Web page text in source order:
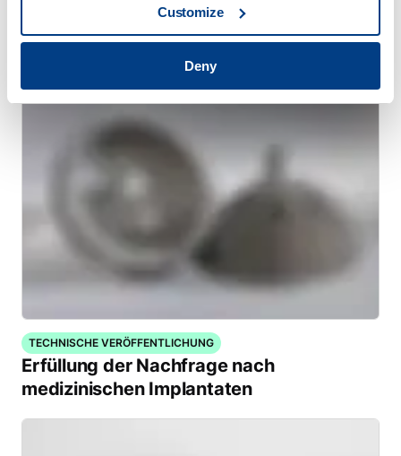
Customize
Deny
Wärmebehandlung durch Hochdruck-
Wärmebehandlung (HPHT™)
TECHNISCHE VERÖFFENTLICHUNG
Erfüllung der Nachfrage nach
medizinischen Implantaten